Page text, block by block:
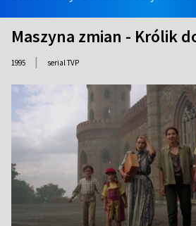
Maszyna zmian - Królik
1995 | serial TVP